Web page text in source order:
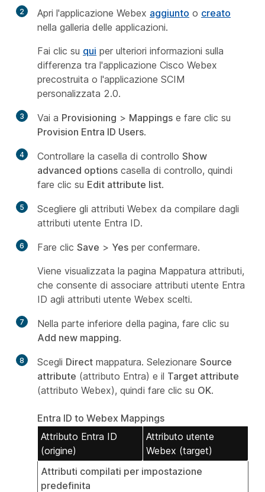
2 Apri l'applicazione Webex aggiunto o creato
nella galleria delle applicazioni.
Fai clic su qui per ulteriori informazioni sulla
differenza tra l'applicazione Cisco Webex
precostruita o l'applicazione SCIM
personalizzata 2.0.
3 Vai a Provisioning > Mappings e fare clic su
Provision Entra ID Users.
4 Controllare la casella di controllo Show
advanced options casella di controllo, quindi
fare clic su Edit attribute list.
5
Scegliere gli attributi Webex da compilare dagli
attributi utente Entra ID.
6 Fare clic Save > Yes per confermare.
Viene visualizzata la pagina Mappatura attributi,
che consente di associare attributi utente Entra
ID agli attributi utente Webex scelti.
7
Nella parte inferiore della pagina, fare clic su
Add new mapping.
8 Scegli Direct mappatura. Selezionare Source
attribute (attributo Entra) e il Target attribute
(attributo Webex), quindi fare clic su OK.
Entra ID to Webex Mappings
Attributo Entra ID
(origine)
Attributo utente
Webex (target)
Attributi compilati per impostazione
predefinita